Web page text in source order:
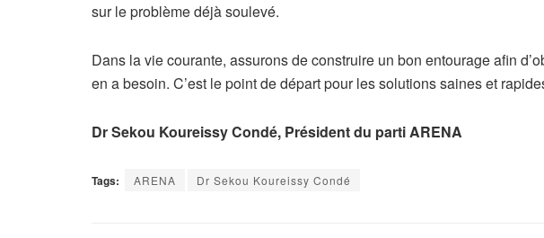
sur le problème déjà soulevé.
Dans la vie courante, assurons de construire un bon entourage afin
en a besoin. C’est le point de départ pour les solutions saines et
Dr Sekou Koureissy Condé, Président du parti ARENA
Tags: ARENA Dr Sekou Koureissy Condé